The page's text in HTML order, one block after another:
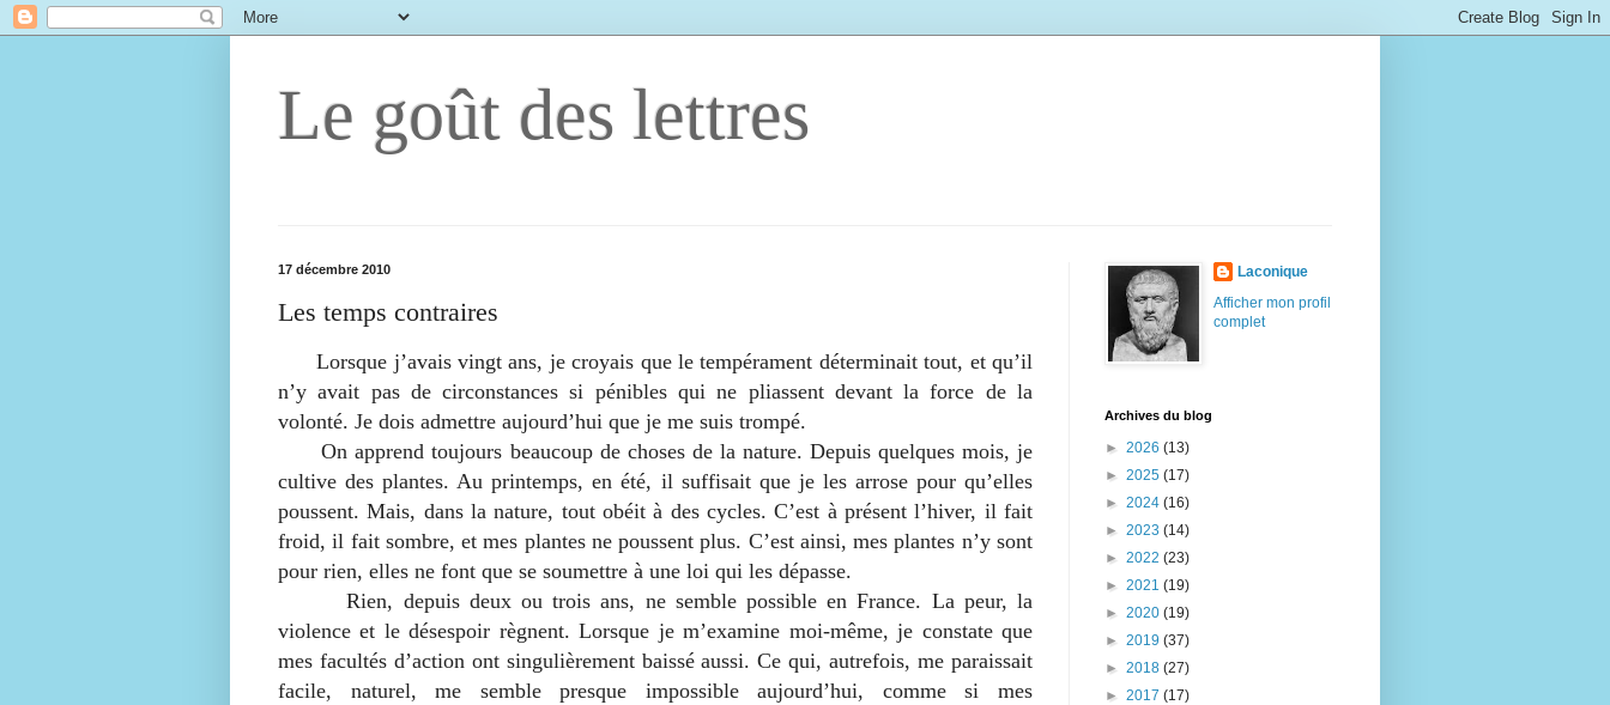
Le goût des lettres
17 décembre 2010
Les temps contraires
Lorsque j’avais vingt ans, je croyais que le tempérament déterminait tout, et qu’il
n’y avait pas de circonstances si pénibles qui ne pliassent devant la force de la
volonté. Je dois admettre aujourd’hui que je me suis trompé.
On apprend toujours beaucoup de choses de la nature. Depuis quelques mois, je
cultive des plantes. Au printemps, en été, il suffisait que je les arrose pour qu’elles
poussent. Mais, dans la nature, tout obéit à des cycles. C’est à présent l’hiver, il fait
froid, il fait sombre, et mes plantes ne poussent plus. C’est ainsi, mes plantes n’y sont
pour rien, elles ne font que se soumettre à une loi qui les dépasse.
Rien, depuis deux ou trois ans, ne semble possible en France. La peur, la
violence et le désespoir règnent. Lorsque je m’examine moi-même, je constate que
mes facultés d’action ont singulièrement baissé aussi. Ce qui, autrefois, me paraissait
facile, naturel, me semble presque impossible aujourd’hui, comme si mes
Laconique
Afficher mon profil
complet
Archives du blog
► 2026 (13)
► 2025 (17)
► 2024 (16)
► 2023 (14)
► 2022 (23)
► 2021 (19)
► 2020 (19)
► 2019 (37)
► 2018 (27)
► 2017 (17)